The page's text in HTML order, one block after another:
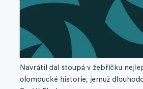
Navrátil dal stoupá v žebříčku
olomoucké historie, jemuž